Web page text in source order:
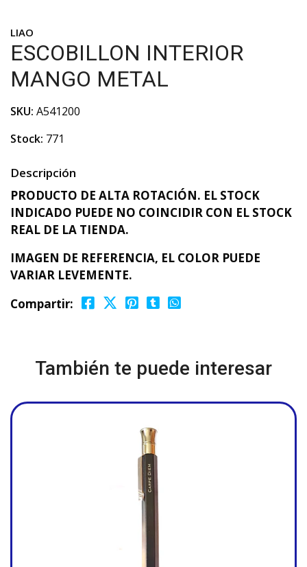
LIAO
ESCOBILLON INTERIOR
MANGO METAL
SKU: A541200
Stock: 771
Descripción
PRODUCTO DE ALTA ROTACIÓN. EL STOCK
INDICADO PUEDE NO COINCIDIR CON EL STOCK
REAL DE LA TIENDA.
IMAGEN DE REFERENCIA, EL COLOR PUEDE
VARIAR LEVEMENTE.
Compartir:
También te puede interesar